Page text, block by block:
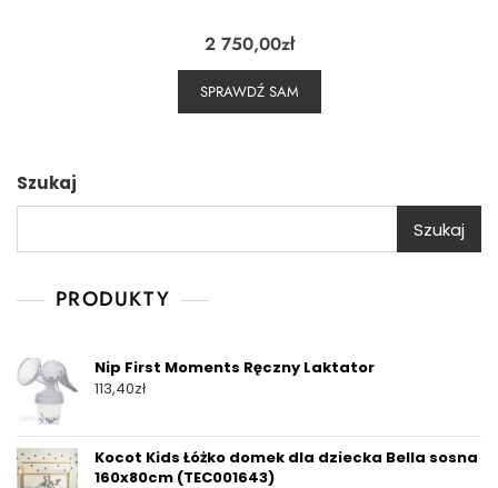
2 750,00zł
SPRAWDŹ SAM
Szukaj
Szukaj
PRODUKTY
Nip First Moments Ręczny Laktator
113,40zł
Kocot Kids Łóżko domek dla dziecka Bella sosna
160x80cm (TEC001643)